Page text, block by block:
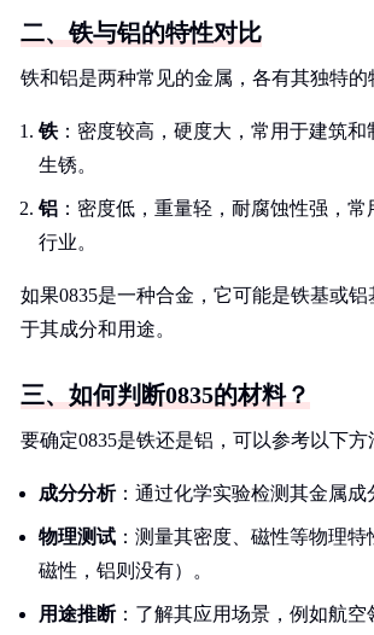
二、铁与铝的特性对比
铁和铝是两种常见的金属，各有其独特的
铁：密度较高，硬度大，常用于建筑和
生锈。
铝 ：密度低，重量轻，耐腐蚀性强，
行业。
如果0835是一种合金，它可能是铁基或
于其成分和用途。
三、如何判断0835的材料？
要确定0835是铁还是铝，可以参考以下方
成分分析：通过化学实验检测其金属成
物理测试 ：测量其密度、磁性等物理
磁性，铝则没有）。
用途推断：了解其应用场景，例如航空